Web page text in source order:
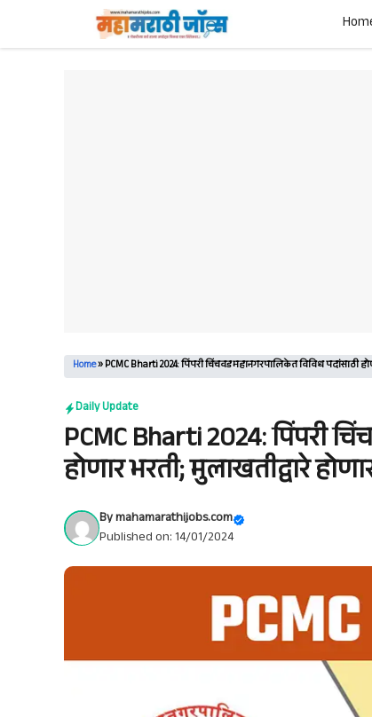
content
Home»PCMC Bharti 2024: पिंपरी चिंचवड महानगरपालिकेत विविध पदांसाठी
Daily Update
PCMC Bharti 2024: पिंपरी
होणार भरती; मुलाखतीद्वारे
Bymahamarathijobs.com
Published on: 14/01/2024